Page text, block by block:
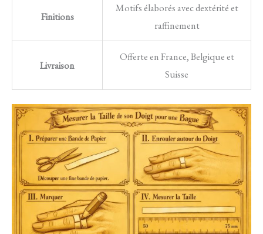
Finitions
Motifs élaborés avec dextérité et
raffinement
Livraison
Offerte en France, Belgique et
Suisse